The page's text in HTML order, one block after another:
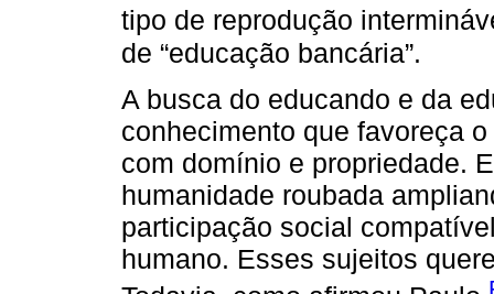
tipo de reprodução
de “educação bancária”.
A busca do educando e da
conhecimento que favoreça
com domínio e propriedade.
humanidade roubada
participação social
humano. Esses sujeitos